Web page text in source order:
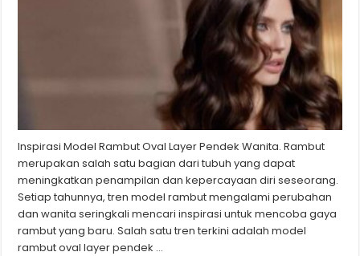
Inspirasi Model Rambut Oval Layer Pendek Wanita. Rambut
merupakan salah satu bagian dari tubuh yang dapat
meningkatkan penampilan dan kepercayaan diri seseorang.
Setiap tahunnya, tren model rambut mengalami perubahan
dan wanita seringkali mencari inspirasi untuk mencoba gaya
rambut yang baru. Salah satu tren terkini adalah model
rambut oval layer pendek …